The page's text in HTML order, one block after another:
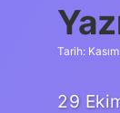
Tarih:
29